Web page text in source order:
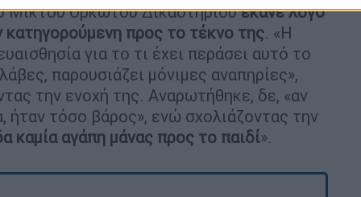
Μικτού Ορκωτού Δικαστηρίουέκανε λόγο
κατηγορούμενη προς το τέκνο της. «Η
για το τι έχει περάσει αυτό το
παρουσιάζει μόνιμες αναπηρίες»,
την ενοχή της. Αναρωτήθηκε, δε, «αν
ήταν τόσο βάρος», ενώ σχολιάζοντας την
καμία αγάπη μάνας προς το παιδί».